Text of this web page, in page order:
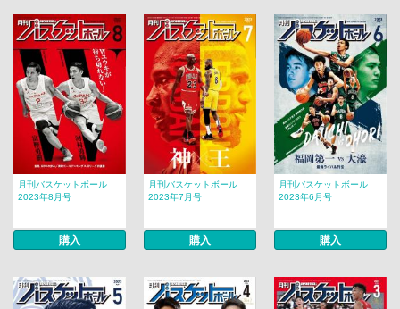
月刊バスケットボール
2023年8月号
購入
月刊バスケットボール
2023年7月号
購入
月刊バスケットボール
2023年6月号
購入